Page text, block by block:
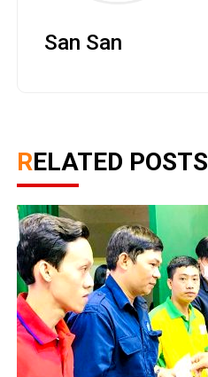
San San
RELATED POSTS